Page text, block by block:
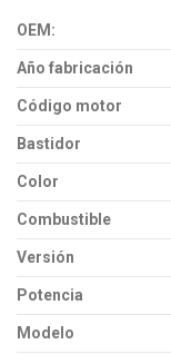
OEM:
Año fabricación
Código motor
Bastidor
Color
Combustible
Versión
Potencia
Modelo